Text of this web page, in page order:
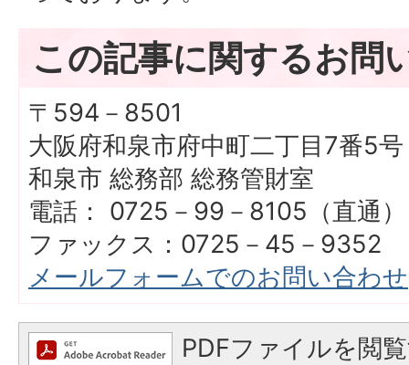
この記事に関するお問
〒594－8501
大阪府和泉市府中町二丁目7番5号
和泉市 総務部 総務管財室
電話： 0725－99－8105（直通）
ファックス：0725－45－9352
メールフォームでのお問い合わせ
PDFファイルを閲